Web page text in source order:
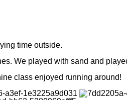
time outside.
We played with sand and
class enjoyed running around!